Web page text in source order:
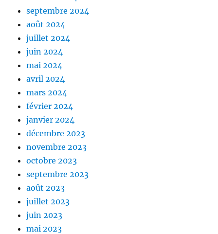
septembre 2024
août 2024
juillet 2024
juin 2024
mai 2024
avril 2024
mars 2024
février 2024
janvier 2024
décembre 2023
novembre 2023
octobre 2023
septembre 2023
août 2023
juillet 2023
juin 2023
mai 2023